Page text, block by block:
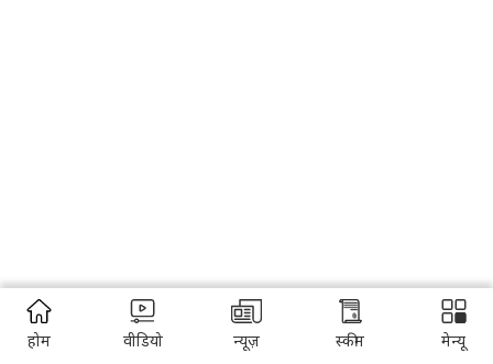
होम वीडियो न्यूज़ स्कीम मेन्यू